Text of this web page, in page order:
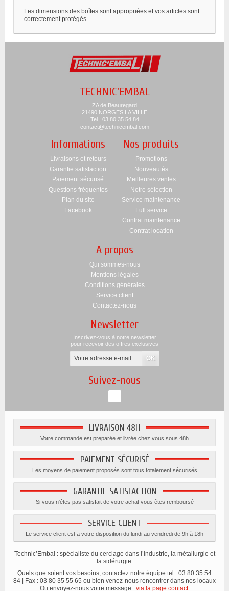
Les dimensions des boîtes sont appropriées et vos articles sont
correctement protégés.
TECHNIC'EMBAL
ZA de Beauregard
21490 NORGES LA VILLE
Tel : 03 80 35 54 84
contact@technicembal.com
Informations
Livraisons et retours
Garantie satisfaction
Paiement sécurisé
Questions fréquentes
Plan du site
Facebook
Nos produits
Promotions
Nouveautés
Meilleures ventes
Notre sélection
Service maintenance
Full service
Contrat maintenance
Contrat location
A propos
Qui sommes-nous
Mentions légales
Conditions générales
Service client
Contactez-nous
Newsletter
Inscrivez-vous à notre newsletter
pour recevoir des offres exclusives
Suivez-nous
LIVRAISON 48H
Votre commande est preparée et livrée chez vous sous 48h
PAIEMENT SÉCURISÉ
Les moyens de paiement proposés sont tous totalement sécurisés
GARANTIE SATISFACTION
Si vous n'êtes pas satisfait de votre achat vous êtes remboursé
SERVICE CLIENT
Le service client est a votre disposition du lundi au vendredi de 9h à 18h
Technic’Embal : spécialiste du cerclage dans l’industrie, la métallurgie et
la sidérurgie.
Quels que soient vos besoins, contactez notre équipe tel : 03 80 35 54
84 | Fax : 03 80 35 55 65 ou bien venez-nous rencontrer dans nos locaux
Ou envoyez-nous votre message : via la page contact.